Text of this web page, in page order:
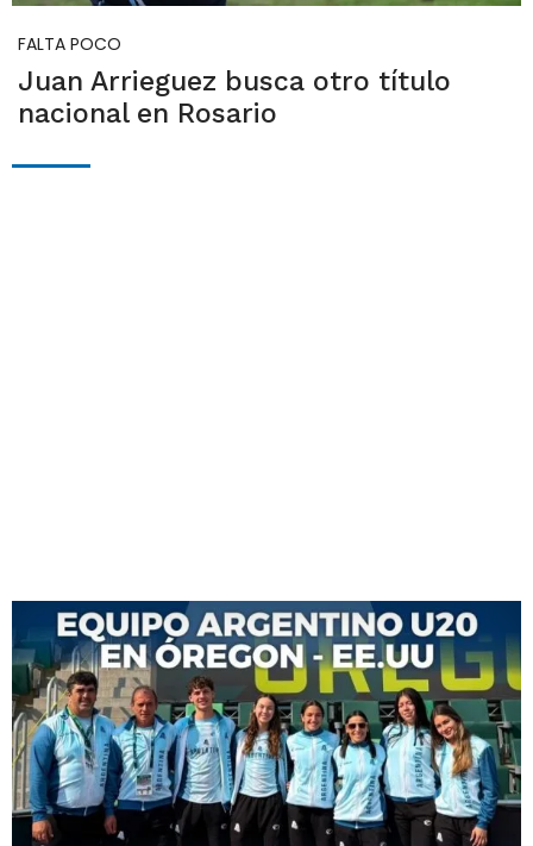
FALTA POCO
Juan Arrieguez busca otro título
nacional en Rosario